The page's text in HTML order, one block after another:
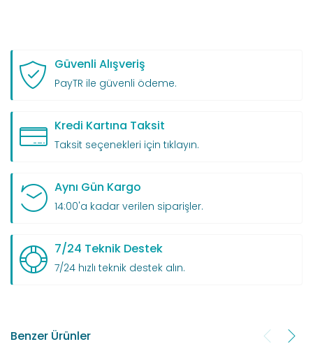
Güvenli Alışveriş
PayTR ile güvenli ödeme.
Kredi Kartına Taksit
Taksit seçenekleri için tıklayın.
Aynı Gün Kargo
14:00'a kadar verilen siparişler.
7/24 Teknik Destek
7/24 hızlı teknik destek alın.
Benzer Ürünler